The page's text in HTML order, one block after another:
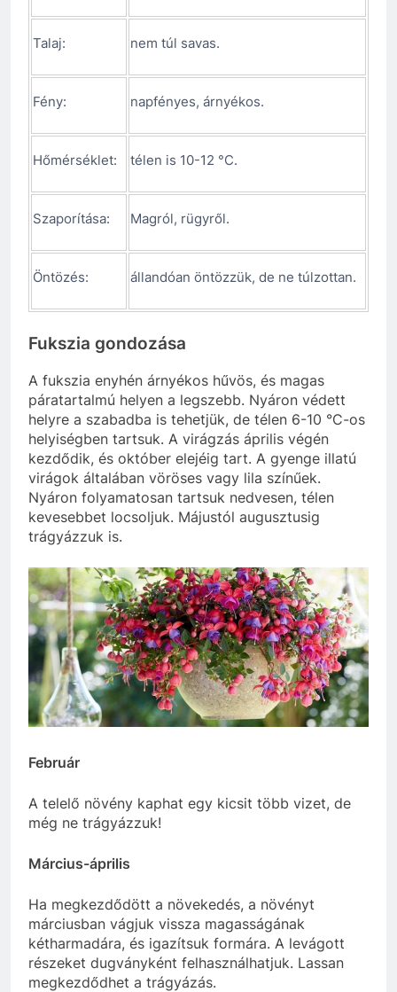
Talaj: nem túl savas.
Fény: napfényes, árnyékos.
Hőmérséklet: télen is 10-12 °C.
Szaporítása: Magról, rügyről.
Öntözés: állandóan öntözzük, de ne túlzottan.
Fukszia gondozása
A fukszia enyhén árnyékos hűvös, és magas
páratartalmú helyen a legszebb. Nyáron védett
helyre a szabadba is tehetjük, de télen 6-10 °C-os
helyiségben tartsuk. A virágzás április végén
kezdődik, és október elejéig tart. A gyenge illatú
virágok általában vöröses vagy lila színűek.
Nyáron folyamatosan tartsuk nedvesen, télen
kevesebbet locsoljuk. Májustól augusztusig
trágyázzuk is.
Február
A telelő növény kaphat egy kicsit több vizet, de
még ne trágyázzuk!
Március-április
Ha megkezdődött a növekedés, a növényt
márciusban vágjuk vissza magasságának
kétharmadára, és igazítsuk formára. A levágott
részeket dugványként felhasználhatjuk. Lassan
megkezdődhet a trágyázás.